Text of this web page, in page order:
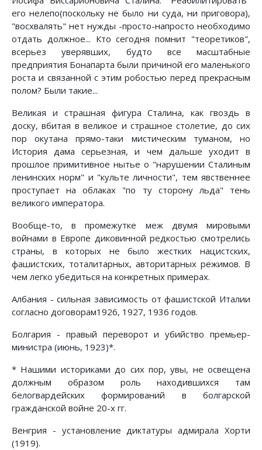
его нелепо(поскольку не было ни суда, ни приговора),
"восхвалять" нет нужды -просто-напросто необходимо
отдать должное... Кто сегодня помнит "теоретиков",
всерьез уверявших, будто все масштабные
предприятия Бонапарта были причиной его маленького
роста и связанной с этим робостью перед прекрасным
полом? Были такие...
Великая и страшная фигура Сталина, как гвоздь в
доску, вбитая в великое и страшное столетие, до сих
пор окутана прямо-таки мистическим туманом, но
История дама серьезная, и чем дальше уходит в
прошлое примитивное нытье о "нарушении Сталиным
ленинских норм" и "культе личности", тем явственнее
проступает на облаках "по ту сторону льда" тень
великого императора.
Вообще-то, в промежутке меж двумя мировыми
войнами в Европе диковинной редкостью смотрелись
страны, в которых не было жестких нацистских,
фашистских, тоталитарных, авторитарных режимов. В
чем легко убедиться на конкретных примерах.
Албания - сильная зависимость от фашистской Италии
согласно договорам1926, 1927, 1936 годов.
Болгария - правый переворот и убийство премьер-
министра (июнь, 1923)*.
* Нашими историками до сих пор, увы, не освещена
должным образом роль находившихся там
белогвардейских формирований в болгарской
гражданской войне 20-х гг.
Венгрия - установление диктатуры адмирала Хорти
(1919).